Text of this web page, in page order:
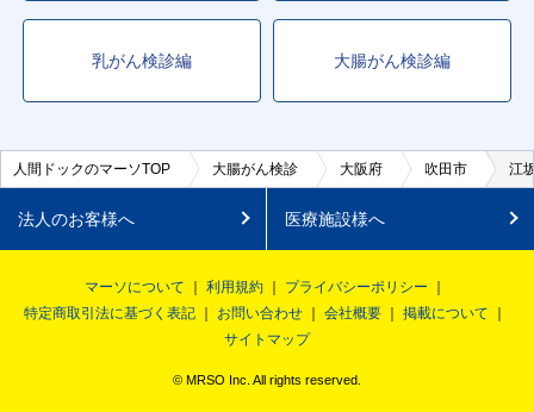
乳がん検診編 大腸がん検診編
人間ドックのマーソTOP 大腸がん検診 大阪府 吹田市 江
法人のお客様へ 医療施設様へ
マーソについて 利用規約
プライバシーポリシー
特定商取引法に基づく表記
お問い合わせ 会社概要
掲載について
サイトマップ
© MRSO Inc. All rights reserved.